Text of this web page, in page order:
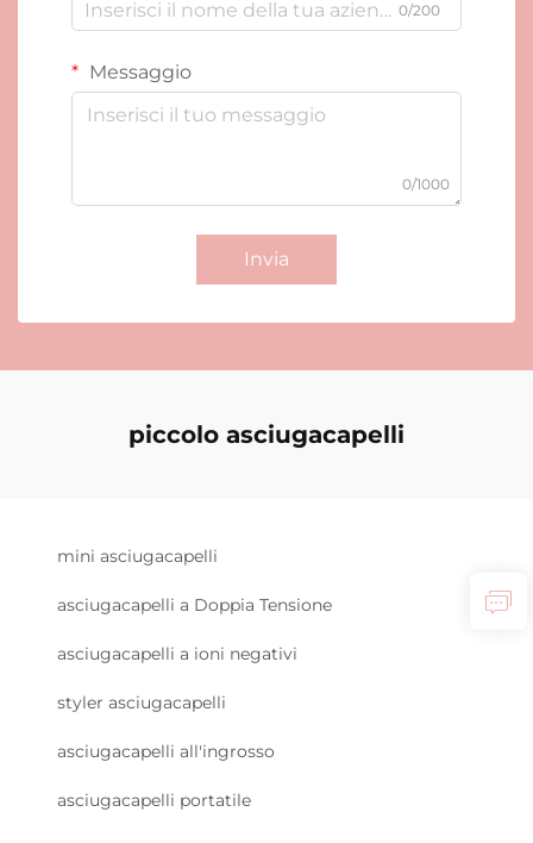
0/200
Messaggio
0/1000
Invia
piccolo asciugacapelli
mini asciugacapelli
asciugacapelli a Doppia Tensione
asciugacapelli a ioni negativi
styler asciugacapelli
asciugacapelli all'ingrosso
asciugacapelli portatile